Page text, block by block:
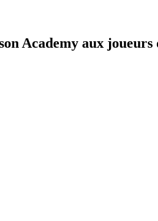
Academy aux